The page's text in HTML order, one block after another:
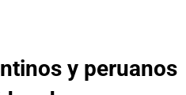
y peruanos